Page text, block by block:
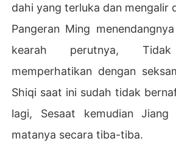
dahi yang terluka dan mengalir
Pangeran Ming
kearah perutnya,
memperhatikan dengan
Shiqi saat ini sudah tidak
lagi, Sesaat kemudian Jiang
matanya secara tiba-tiba.